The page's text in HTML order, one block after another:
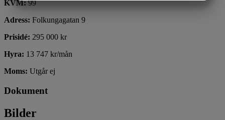
KVM:99
Adress: Folkungagatan 9
Prisidé: 295 000 kr
Hyra: 13 747 kr/mån
Moms: Utgår ej
Dokument
Bilder